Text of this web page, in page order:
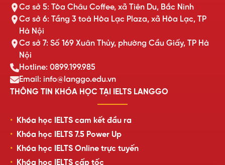
Cơ sở 5: Tòa Châu Coffee, xã Tiên Du, Bắc Ninh
Cơ sở 6: Tầng 3 toà Hòa Lạc Plaza, xã Hòa Lạc, TP
Hà Nội
Cơ sở 7: Số 169 Xuân Thủy, phường Cầu Giấy, TP Hà
Nội
Hotline: 0899.199.985
Email: info@langgo.edu.vn
THÔNG TIN KHÓA HỌC TẠI IELTS LANGGO
Khóa học IELTS cam kết đầu ra
Khóa học IELTS 7.5 Power Up
Khóa học IELTS Online trực tuyến
Khóa học IELTS cấp tốc